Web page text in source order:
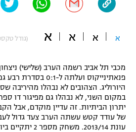
"מחצית בשכונה" – פודקאסט
תקנון משתתפים וזוכים בפרסים
תקנון עבור פעילות אלקטרה
תקנון עבור פעילות ספורט 1 – "מרלן"
טניס
גיימינג E-Sports
כדורמים
פוטבול אמריקאי NFL
בייסבול MLB
א א א א (גודל
פנאתינייקוס ועלתה ל-
היורוליג. הצהובים לא נבהלו מהיריבה
במקום השני, לא נבהלו גם מפיגור דו
יתרון הביתיות. זה עדיין מוקדם, אבל
של עודד קטש עשתה הערב צעד גדול
עונת 2013/14. משחק מספר 2 יתקיים ביום חמישי, שוב באתונה.